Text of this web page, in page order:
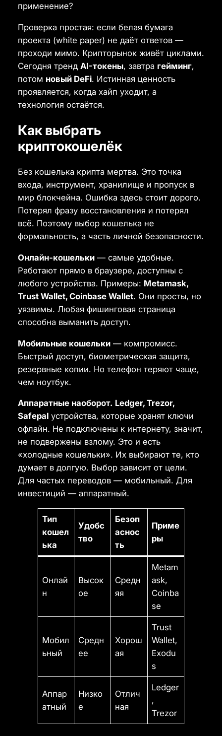
применение?
Проверка простая: если белая бумага
проекта (white paper) не даёт ответов —
проходи мимо. Крипторынок живёт циклами.
Сегодня тренд AI-токены, завтра гейминг,
потом новый DeFi. Истинная ценность
проявляется, когда хайп уходит, а
технология остаётся.
Как выбрать
криптокошелёк
Без кошелька крипта мертва. Это точка
входа, инструмент, хранилище и пропуск в
мир блокчейна. Ошибка здесь стоит дорого.
Потерял фразу восстановления и потерял
всё. Поэтому выбор кошелька не
формальность, а часть личной безопасности.
Онлайн-кошельки— самые удобные.
Работают прямо в браузере, доступны с
любого устройства. Примеры: Metamask,
Trust Wallet, Coinbase Wallet. Они просты, но
уязвимы. Любая фишинговая страница
способна выманить доступ.
Мобильные кошельки— компромисс.
Быстрый доступ, биометрическая защита,
резервные копии. Но телефон теряют чаще,
чем ноутбук.
Аппаратные наоборот. Ledger, Trezor,
Safepalустройства, которые хранят ключи
офлайн. Не подключены к интернету, значит,
не подвержены взлому. Это и есть
«холодные кошельки». Их выбирают те, кто
думает в долгую. Выбор зависит от цели.
Для частых переводов — мобильный. Для
инвестиций — аппаратный.
Тип
кошел
ька
Удобс
тво
Безоп
аснос
ть
Приме
ры
Онлай
н
Высок
ое
Средн
яя
Metam
ask,
Coinba
se
Мобил
ьный
Средн
ее
Хорош
ая
Trust
Wallet,
Exodu
s
Аппар
атный
Низко
е
Отлич
ная
Ledger
,
Trezor